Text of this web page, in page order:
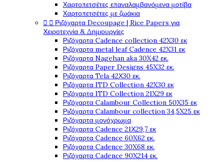
Χαρτοπετσέτες επαναλαμβανόμενα μοτίβα
Χαρτοπετσέτες με ζωάκια
  Ριζόχαρτα Decoupage | Rice Papers για
Χειροτεχνία & Δημιουργίες
Ριζόχαρτα Cadence collection 42X30 εκ
Ριζόχαρτα metal leaf Cadence 42X31 εκ
Ριζόχαρτα Nagehan aka 30X42 εκ.
Ριζόχαρτα Paper Designs 45X32 εκ.
Ριζόχαρτα Tela 42Χ30 εκ.
Ριζόχαρτα ITD Collection 42X30 εκ
Ριζόχαρτα ITD Collection 21X29 εκ
Ριζόχαρτα Calambour Collection 50X35 εκ
Ριζόχαρτα Calambour collection 34,5X25 εκ
Ριζόχαρτα μονόχρωμα
Ριζόχαρτα Cadence 21Χ29,7 εκ
Ριζόχαρτα Cadence 60X62 εκ.
Ριζόχαρτα Cadence 30X68 εκ.
Ριζόχαρτα Cadence 90X214 εκ.